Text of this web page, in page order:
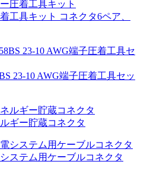
工具キット コネクタ6ペア、
23-10 AWG端子圧着工具セッ
ギー貯蔵コネクタ
ステム用ケーブルコネクタ